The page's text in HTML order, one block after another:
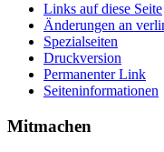
Links auf diese Seite
Änderungen an
Spezialseiten
Druckversion
Permanenter Link
Seiten­informationen
Mitmachen